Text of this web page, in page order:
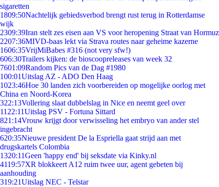
sigaretten
1809:50Nachtelijk gebiedsverbod brengt rust terug in Rotterdamse
wijk
2309:39Iran stelt zes eisen aan VS voor heropening Straat van Hormuz
2207:36MIVD-baas lekt via Strava routes naar geheime kazerne
1606:35VrijMiBabes #316 (not very sfw!)
606:30Trailers kijken: de bioscoopreleases van week 32
7601:09Random Pics van de Dag #1980
100:01Uitslag AZ - ADO Den Haag
1023:46Hoe 30 landen zich voorbereiden op mogelijke oorlog met
China en Noord-Korea
322:13Vollering slaat dubbelslag in Nice en neemt geel over
11 22:11Uitslag PSV - Fortuna Sittard
821:14Vrouw krijgt door verwisseling het embryo van ander stel
ingebracht
620:35Nieuwe president De la Espriella gaat strijd aan met
drugskartels Colombia
1320:11Geen 'happy end' bij seksdate via Kinky.nl
4119:57XR blokkeert A12 ruim twee uur, agent gebeten bij
aanhouding
319:21Uitslag NEC - Telstar